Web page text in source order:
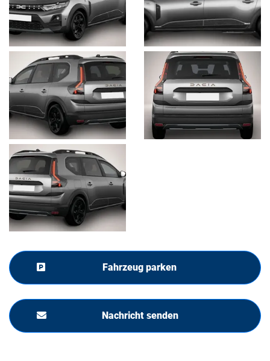
Fahrzeug parken
Nachricht senden